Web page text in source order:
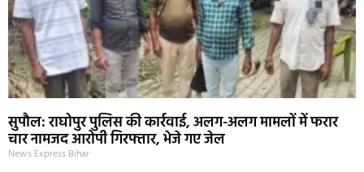
सुपौल: राघोपुर पुलिस की कार्रवाई, अलग-अलग मामलों में फरार
चार नामजद आरोपी गिरफ्तार, भेजे गए जेल
News Express Bihar